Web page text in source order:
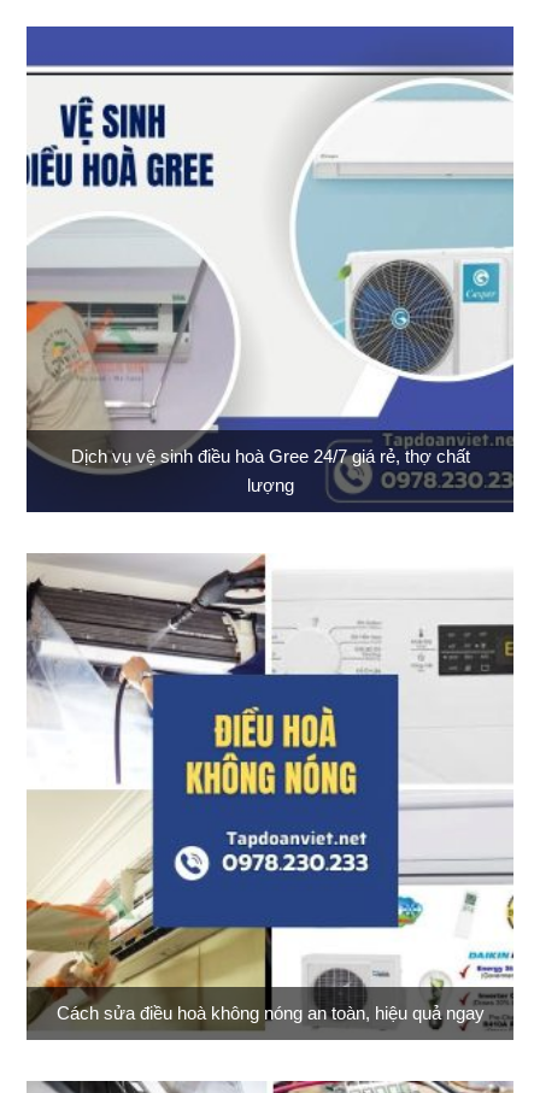
Dịch vụ vệ sinh điều hoà Gree 24/7 giá rẻ, thợ chất
lượng
Cách sửa điều hoà không nóng an toàn, hiệu quả ngay